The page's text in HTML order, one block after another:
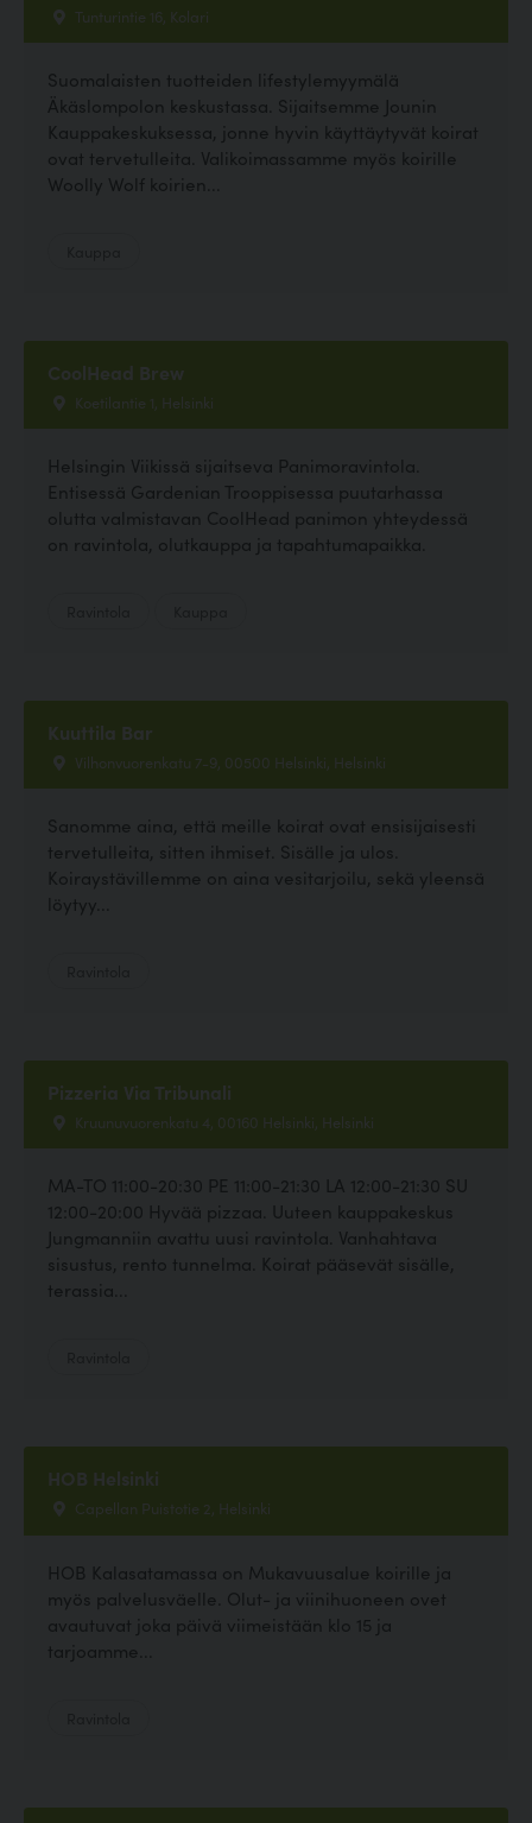
Tunturintie 16, Kolari
Suomalaisten tuotteiden lifestylemyymälä
Äkäslompolon keskustassa. Sijaitsemme Jounin
Kauppakeskuksessa, jonne hyvin käyttäytyvät koirat
ovat tervetulleita. Valikoimassamme myös koirille
Woolly Wolf koirien...
CoolHead Brew
Koetilantie 1, Helsinki
Helsingin Viikissä sijaitseva Panimoravintola.
Entisessä Gardenian Trooppisessa puutarhassa
olutta valmistavan CoolHead panimon yhteydessä
on ravintola, olutkauppa ja tapahtumapaikka.
Kuuttila Bar
Vilhonvuorenkatu 7-9, 00500 Helsinki, Helsinki
Sanomme aina, että meille koirat ovat ensisijaisesti
tervetulleita, sitten ihmiset. Sisälle ja ulos.
Koiraystävillemme on aina vesitarjoilu, sekä yleensä
löytyy...
Pizzeria Via Tribunali
Kruunuvuorenkatu 4, 00160 Helsinki, Helsinki
MA-TO 11:00-20:30 PE 11:00-21:30 LA 12:00-21:30 SU
12:00-20:00 Hyvää pizzaa. Uuteen kauppakeskus
Jungmanniin avattu uusi ravintola. Vanhahtava
sisustus, rento tunnelma. Koirat pääsevät sisälle,
terassia...
HOB Helsinki
Capellan Puistotie 2, Helsinki
HOB Kalasatamassa on Mukavuusalue koirille ja
myös palvelusväelle. Olut- ja viinihuoneen ovet
avautuvat joka päivä viimeistään klo 15 ja
tarjoamme...